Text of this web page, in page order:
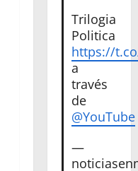
Trilogia
Politica
https://
a
través
de
@YouTube
—